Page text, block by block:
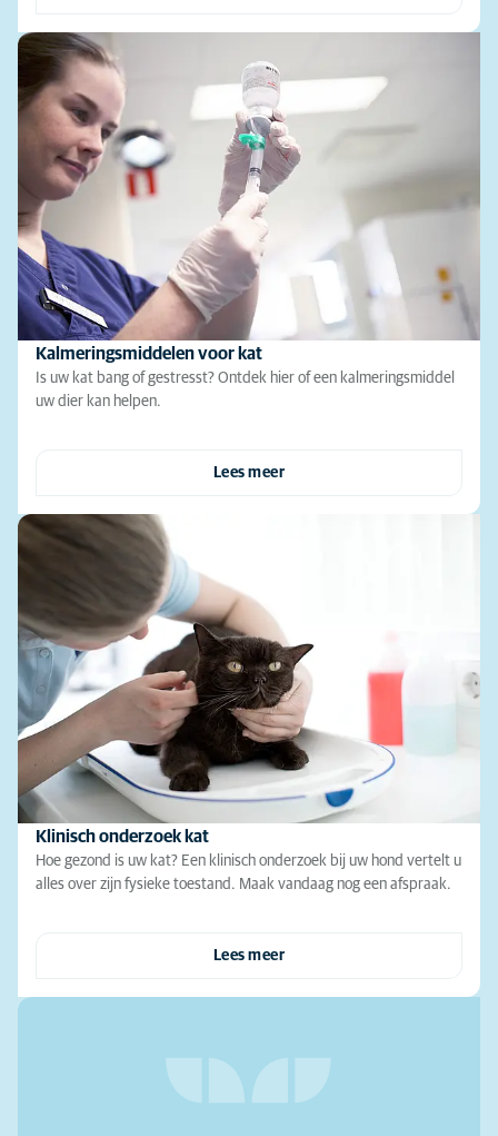
Kalmeringsmiddelen voor kat
Is uw kat bang of gestresst? Ontdek hier of een kalmeringsmiddel
uw dier kan helpen.
Lees meer
Klinisch onderzoek kat
Hoe gezond is uw kat? Een klinisch onderzoek bij uw hond vertelt u
alles over zijn fysieke toestand. Maak vandaag nog een afspraak.
Lees meer